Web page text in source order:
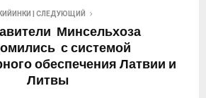
КИЙИНКИ | СЛЕДУЮЩИЙ
Минсельхоза
с системой
обеспечения Латвии и
Литвы